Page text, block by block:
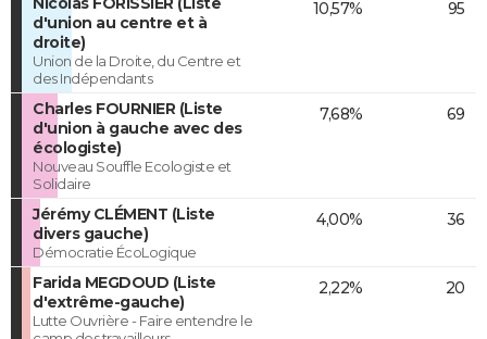
d'union au centre et à
droite)
Union de la Droite, du Centre et
des Indépendants
10,57% 95
Charles FOURNIER (Liste
d'union à gauche avec des
écologiste)
Nouveau Souffle Ecologiste et
Solidaire
7,68% 69
Jérémy CLÉMENT (Liste
divers gauche)
Démocratie ÉcoLogique
4,00% 36
Farida MEGDOUD (Liste
d'extrême-gauche)
Lutte Ouvrière - Faire entendre le
2,22% 20